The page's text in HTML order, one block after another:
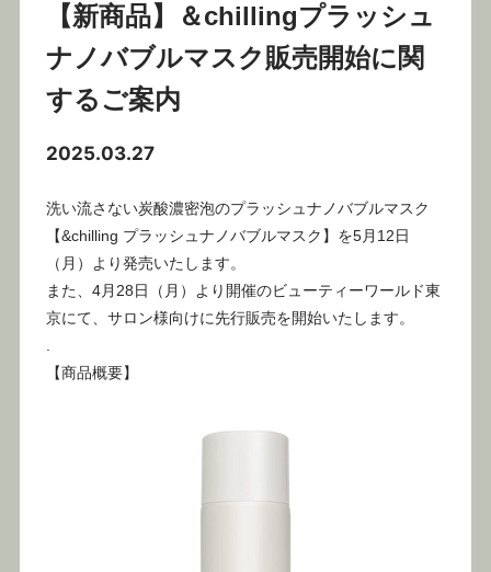
【新商品】＆chillingプラッシュ
ナノバブルマスク販売開始に関
するご案内
2025.03.27
洗い流さない炭酸濃密泡のプラッシュナノバブルマスク
【&chilling プラッシュナノバブルマスク】を5月12日
（月）より発売いたします。
また、4月28日（月）より開催のビューティーワールド東
京にて、サロン様向けに先行販売を開始いたします。
.
【商品概要】